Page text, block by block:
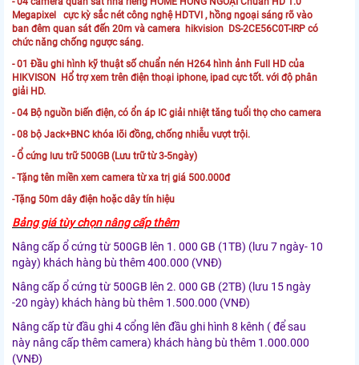
Megapixel cực kỳ sắc nét công nghệ HDTVI , hồng ngoại sáng rõ vào
ban đêm quan sát đến 20m và camera hikvision DS-2CE56C0T-IRP có
chức năng chống ngược sáng.
- 01 Đầu ghi hình kỹ thuật số chuẩn nén H264 hình ảnh Full HD của
HIKVISON Hổ trợ xem trên điện thoại iphone, ipad cực tốt. với độ phân
giải HD.
- 04 Bộ nguồn biến điện, có ổn áp IC giải nhiệt tăng tuổi thọ cho camera
- 08 bộ Jack+BNC khóa lõi đồng, chống nhiễu vượt trội.
- Ổ cứng lưu trữ 500GB (Lưu trữ từ 3-5ngày)
- Tặng tên miền xem camera từ xa trị giá 500.000đ
-Tặng 50m dây điện hoặc dây tín hiệu
Bảng giá tùy chọn nâng cấp thêm
Nâng cấp ổ cứng từ 500GB lên 1. 000 GB (1TB) (lưu 7 ngày- 10
ngày) khách hàng bù thêm 400.000 (VNĐ)
Nâng cấp ổ cứng từ 500GB lên 2. 000 GB (2TB) (lưu 15 ngày
-20 ngày) khách hàng bù thêm 1.500.000 (VNĐ)
Nâng cấp từ đầu ghi 4 cổng lên đầu ghi hình 8 kênh ( để sau
này nâng cấp thêm camera) khách hàng bù thêm 1.000.000
(VNĐ)